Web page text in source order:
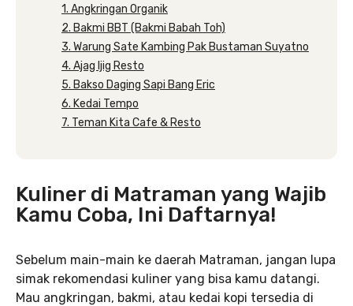
1. Angkringan Organik
2. Bakmi BBT (Bakmi Babah Toh)
3. Warung Sate Kambing Pak Bustaman Suyatno
4. Ajag Ijig Resto
5. Bakso Daging Sapi Bang Eric
6. Kedai Tempo
7. Teman Kita Cafe & Resto
Kuliner di Matraman yang Wajib
Kamu Coba, Ini Daftarnya!
Sebelum main-main ke daerah Matraman, jangan lupa
simak rekomendasi kuliner yang bisa kamu datangi.
Mau angkringan, bakmi, atau kedai kopi tersedia di